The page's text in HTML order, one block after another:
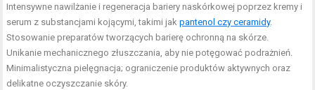
Intensywne nawilżanie i regeneracja bariery naskórkowej poprzez kremy i
serum z substancjami kojącymi, takimi jakpantenol czy ceramidy.
Stosowanie preparatów tworzących barierę ochronną na skórze.
Unikanie mechanicznego złuszczania, aby nie potęgować podrażnień.
Minimalistyczna pielęgnacja; ograniczenie produktów aktywnych oraz
delikatne oczyszczanie skóry.